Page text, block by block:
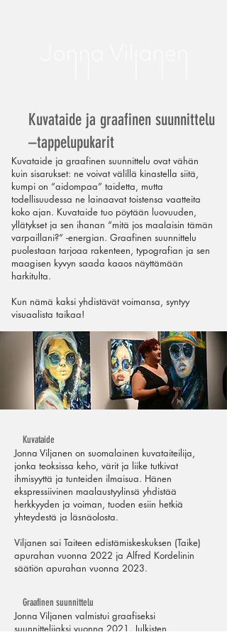
Kuvataide ja graafinen suunnittelu
–tappelupukarit
Kuvataide ja graafinen suunnittelu ovat vähän
kuin sisarukset: ne voivat välillä kinastella siitä,
kumpi on “aidompaa” taidetta, mutta
todellisuudessa ne lainaavat toistensa vaatteita
koko ajan. Kuvataide tuo pöytään luovuuden,
yllätykset ja sen ihanan “mitä jos maalaisin tämän
varpaillani?” -energian. Graafinen suunnittelu
puolestaan tarjoaa rakenteen, typografian ja sen
maagisen kyvyn saada kaaos näyttämään
harkitulta.
Kun nämä kaksi yhdistävät voimansa, syntyy
visuaalista taikaa!
Kuvataide
Jonna Viljanen on suomalainen kuvataiteilija,
jonka teoksissa keho, värit ja liike tutkivat
ihmisyyttä ja tunteiden ilmaisua. Hänen
ekspressiivinen maalaustyylinsä yhdistää
herkkyyden ja voiman, tuoden esiin hetkiä
yhteydestä ja läsnäolosta.
Viljanen sai Taiteen edistämiskeskuksen (Taike)
apurahan vuonna 2022 ja Alfred Kordelinin
säätiön apurahan vuonna 2023.
Graafinen suunnittelu
Jonna Viljanen valmistui graafiseksi
suunnittelijaksi vuonna 2021. Julkisten